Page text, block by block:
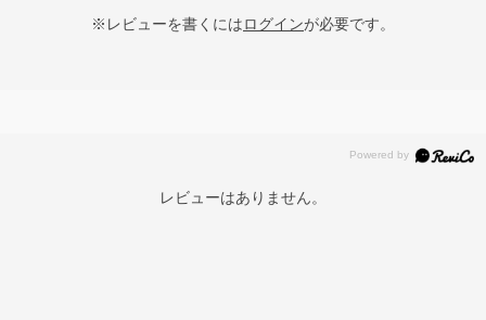
※レビューを書くにはログインが必要です。
レビューはありません。